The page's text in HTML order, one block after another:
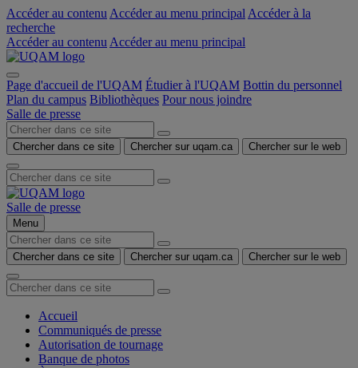
Accéder au contenu Accéder au menu principal Accéder à la
recherche
Accéder au contenu Accéder au menu principal
Page d'accueil de l'UQAM Étudier à l'UQAM Bottin du personnel
Plan du campus Bibliothèques Pour nous joindre
Salle de presse
Chercher dans ce site Chercher sur uqam.ca Chercher sur le web
Salle de presse
Menu
Chercher dans ce site Chercher sur uqam.ca Chercher sur le web
Accueil
Communiqués de presse
Autorisation de tournage
Banque de photos